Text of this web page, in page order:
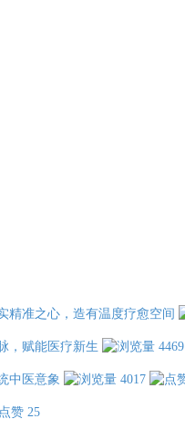
精准之心，造有温度疗愈空间
，赋能医疗新生 4469
中医意象 4017
25